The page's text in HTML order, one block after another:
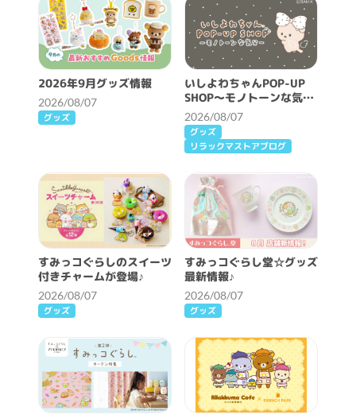
2026年9月グッズ情報
2026/08/07
グッズ
いしよわちゃんPOP-UP
SHOP～モノトーンな気分
～開催決定！
2026/08/07
グッズ
リラックマストアブログ
すみっコぐらしのスイーツ
付きチャームが登場♪
2026/08/07
グッズ
すみっコぐらし堂☆グッズ
最新情報♪
2026/08/07
グッズ